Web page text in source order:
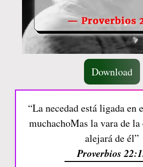
Download
“La necedad está ligada en
muchachoMas la vara de
alejará de él”
Proverbios